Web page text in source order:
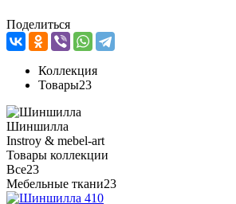
Поделиться
Коллекция
Товары23
Шиншилла
Instroy & mebel-art
Товары коллекции
Все23
Мебельные ткани23